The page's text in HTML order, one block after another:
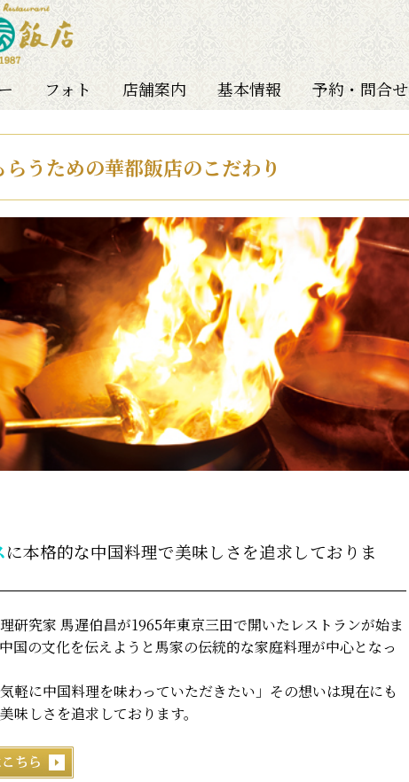
フォト 店舗案内 基本情報 予約・問合せ
うための華都飯店のこだわり
に本格的な中国料理で美味しさを追求しておりま
研究家 馬遅伯昌が1965年東京三田で開いたレストランが始ま
国の文化を伝えようと馬家の伝統的な家庭料理が中心となっ
軽に中国料理を味わっていただきたい」その想いは現在にも
味しさを追求しております。